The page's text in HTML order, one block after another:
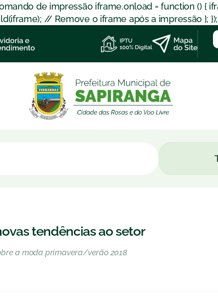
de impressão iframe.onload = function () {
// Remove o iframe após a impressão }; });
tendências ao setor
a moda primavera/verão 2018